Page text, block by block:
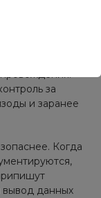
сотрудника
за
и заранее
Когда
вывод данных